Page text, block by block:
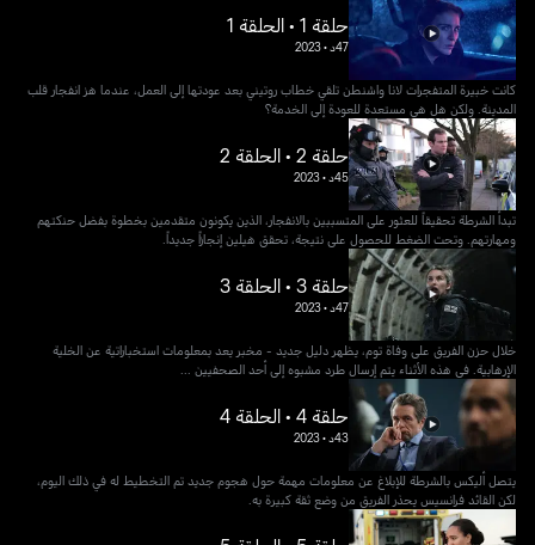
حلقة 1 • الحلقة 1
47د •
2023
كانت خبيرة المتفجرات لانا واشنطن تلقي خطاب روتيني بعد عودتها إلى العمل، عندما هز انفجار قلب
المدينة. ولكن هل هي مستعدة للعودة إلى الخدمة؟
حلقة 2 • الحلقة 2
45د •
2023
تبدأ الشرطة تحقيقاً للعثور على المتسببين بالانفجار، الذين يكونون متقدمين بخطوة بفضل حنكتهم
ومهارتهم. وتحت الضغط للحصول على نتيجة، تحقق هيلين إنجازاً جديداً.
حلقة 3 • الحلقة 3
47د •
2023
خلال حزن الفريق على وفاة توم، يظهر دليل جديد - مخبر يعد بمعلومات استخباراتية عن الخلية
الإرهابية. في هذه الأثناء يتم إرسال طرد مشبوه إلى أحد الصحفيين ...
حلقة 4 • الحلقة 4
43د •
2023
يتصل أليكس بالشرطة للإبلاغ عن معلومات مهمة حول هجوم جديد تم التخطيط له في ذلك اليوم،
لكن القائد فرانسيس يحذر الفريق من وضع ثقة كبيرة به.